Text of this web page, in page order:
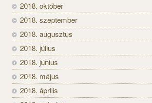
2018. október
2018. szeptember
2018. augusztus
2018. július
2018. június
2018. május
2018. április